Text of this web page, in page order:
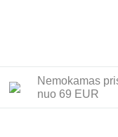
Nemokamas
nuo 69 EUR